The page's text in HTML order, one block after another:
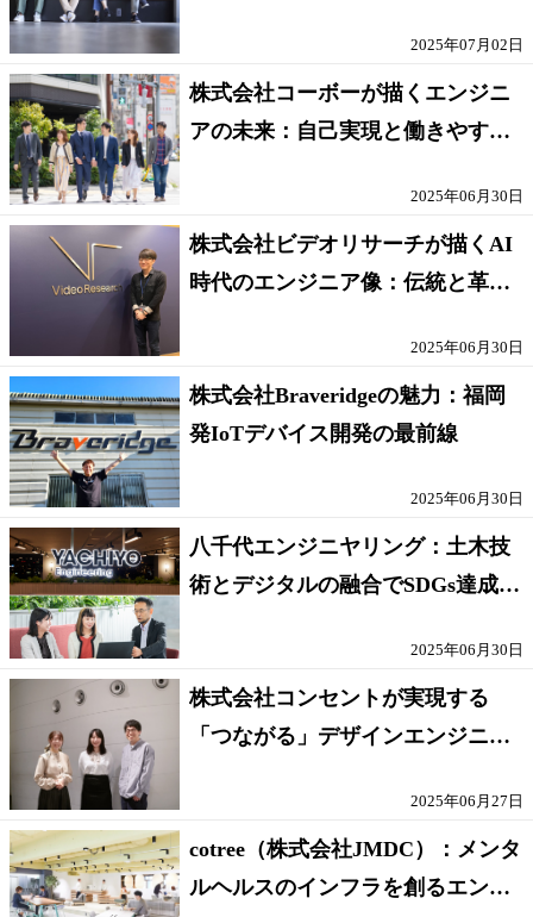
2025年07月02日
株式会社コーボーが描くエンジニ
アの未来：自己実現と働きやすさ
2025年06月30日
株式会社ビデオリサーチが描くAI
時代のエンジニア像：伝統と革新
2025年06月30日
株式会社Braveridgeの魅力：福岡
発IoTデバイス開発の最前線
2025年06月30日
八千代エンジニヤリング：土木技
術とデジタルの融合でSDGs達成に
2025年06月30日
株式会社コンセントが実現する
「つながる」デザインエンジニア
2025年06月27日
cotree（株式会社JMDC）：メンタ
ルヘルスのインフラを創るエンジ